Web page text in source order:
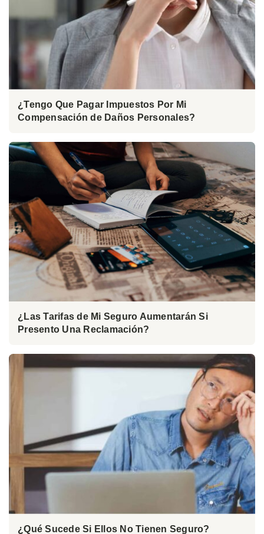
¿Tengo Que Pagar Impuestos Por Mi
Compensación de Daños Personales?
¿Las Tarifas de Mi Seguro Aumentarán Si
Presento Una Reclamación?
¿Qué Sucede Si Ellos No Tienen Seguro?